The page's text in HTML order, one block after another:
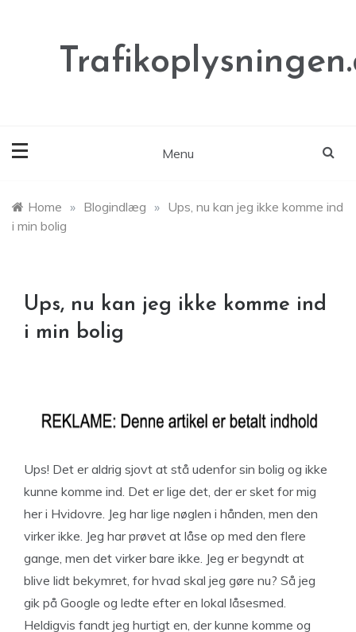
Menu
Home » Blogindlæg » Ups, nu kan jeg ikke komme ind
i min bolig
Ups, nu kan jeg ikke komme ind
i min bolig
Ups! Det er aldrig sjovt at stå udenfor sin bolig og ikke
kunne komme ind. Det er lige det, der er sket for mig
her i Hvidovre. Jeg har lige nøglen i hånden, men den
virker ikke. Jeg har prøvet at låse op med den flere
gange, men det virker bare ikke. Jeg er begyndt at
blive lidt bekymret, for hvad skal jeg gøre nu? Så jeg
gik på Google og ledte efter en lokal låsesmed.
Heldigvis fandt jeg hurtigt en, der kunne komme og